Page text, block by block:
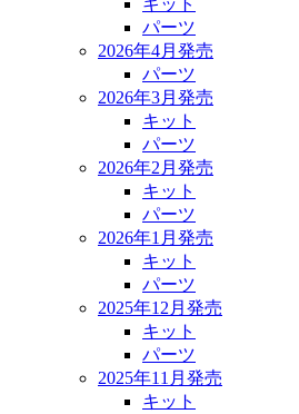
キット
パーツ
2026年4月発売
パーツ
2026年3月発売
キット
パーツ
2026年2月発売
キット
パーツ
2026年1月発売
キット
パーツ
2025年12月発売
キット
パーツ
2025年11月発売
キット